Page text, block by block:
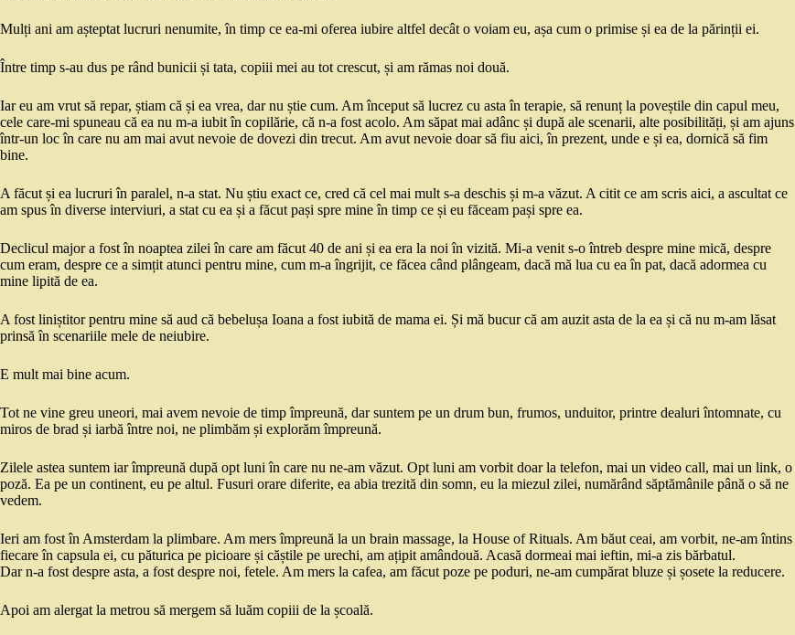
Mulți ani am așteptat lucruri nenumite, în timp ce ea-mi oferea iubire altfel decât o voiam eu, așa cum o primise și ea de la părinții ei.
Între timp s-au dus pe rând bunicii și tata, copiii mei au tot crescut, și am rămas noi două.
Iar eu am vrut să repar, știam că și ea vrea, dar nu știe cum. Am început să lucrez cu asta în terapie, să renunț la poveștile din capul meu,
cele care-mi spuneau că ea nu m-a iubit în copilărie, că n-a fost acolo. Am săpat mai adânc și după ale scenarii, alte posibilități, și am ajuns
într-un loc în care nu am mai avut nevoie de dovezi din trecut. Am avut nevoie doar să fiu aici, în prezent, unde e și ea, dornică să fim
bine.
A făcut și ea lucruri în paralel, n-a stat. Nu știu exact ce, cred că cel mai mult s-a deschis și m-a văzut. A citit ce am scris aici, a ascultat ce
am spus în diverse interviuri, a stat cu ea și a făcut pași spre mine în timp ce și eu făceam pași spre ea.
Declicul major a fost în noaptea zilei în care am făcut 40 de ani și ea era la noi în vizită. Mi-a venit s-o întreb despre mine mică, despre
cum eram, despre ce a simțit atunci pentru mine, cum m-a îngrijit, ce făcea când plângeam, dacă mă lua cu ea în pat, dacă adormea cu
mine lipită de ea.
A fost liniștitor pentru mine să aud că bebelușa Ioana a fost iubită de mama ei. Și mă bucur că am auzit asta de la ea și că nu m-am lăsat
prinsă în scenariile mele de neiubire.
E mult mai bine acum.
Tot ne vine greu uneori, mai avem nevoie de timp împreună, dar suntem pe un drum bun, frumos, unduitor, printre dealuri întomnate, cu
miros de brad și iarbă între noi, ne plimbăm și explorăm împreună.
Zilele astea suntem iar împreună după opt luni în care nu ne-am văzut. Opt luni am vorbit doar la telefon, mai un video call, mai un link, o
poză. Ea pe un continent, eu pe altul. Fusuri orare diferite, ea abia trezită din somn, eu la miezul zilei, numărând săptămânile până o să ne
vedem.
Ieri am fost în Amsterdam la plimbare. Am mers împreună la un brain massage, la House of Rituals. Am băut ceai, am vorbit, ne-am întins
fiecare în capsula ei, cu păturica pe picioare și căștile pe urechi, am ațipit amândouă. Acasă dormeai mai ieftin, mi-a zis bărbatul.
Dar n-a fost despre asta, a fost despre noi, fetele. Am mers la cafea, am făcut poze pe poduri, ne-am cumpărat bluze și șosete la reducere.
Apoi am alergat la metrou să mergem să luăm copiii de la școală.